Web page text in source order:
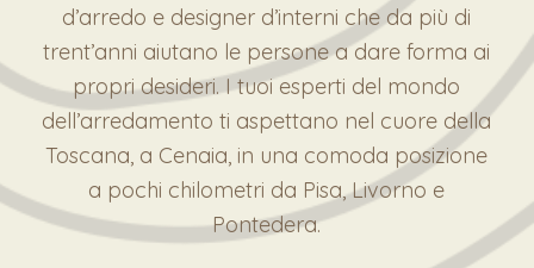
d’arredo e designer d’interni che da più di
trent’anni aiutano le persone a dare forma ai
propri desideri. I tuoi esperti del mondo
dell’arredamento ti aspettano nel cuore della
Toscana, a Cenaia, in una comoda posizione
a pochi chilometri da Pisa, Livorno e
Pontedera.